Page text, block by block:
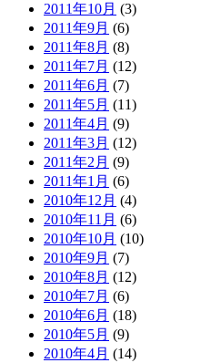
2011年10月 (3)
2011年9月 (6)
2011年8月 (8)
2011年7月 (12)
2011年6月 (7)
2011年5月 (11)
2011年4月 (9)
2011年3月 (12)
2011年2月 (9)
2011年1月 (6)
2010年12月 (4)
2010年11月 (6)
2010年10月 (10)
2010年9月 (7)
2010年8月 (12)
2010年7月 (6)
2010年6月 (18)
2010年5月 (9)
2010年4月 (14)